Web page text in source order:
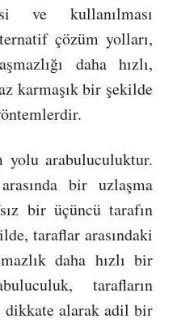
ve kullanılması
çözüm yolları,
daha hızlı,
karmaşık bir şekilde
arabuluculuktur.
bir uzlaşma
bir üçüncü tarafın
taraflar arasındaki
daha hızlı bir
tarafların
dikkate alarak adil bir